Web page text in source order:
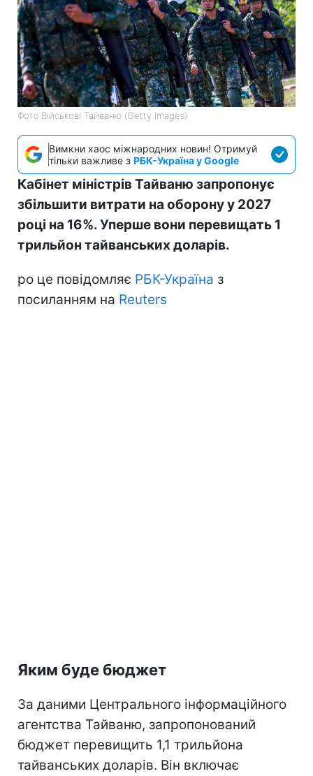
Фото:Військові Тайваню (Getty Images)
Вимкни хаос міжнародних новин! Отримуй
тільки важливе з РБК-Україна у Google
Кабінет міністрів Тайваню запропонує
збільшити витрати на оборону у 2027
році на 16%. Уперше вони перевищать 1
трильйон тайванських доларів.
ро це повідомляє РБК-Україна з
посиланням на Reuters
Яким буде бюджет
За даними Центрального інформаційного
агентства Тайваню, запропонований
бюджет перевищить 1,1 трильйона
тайванських доларів. Він включає